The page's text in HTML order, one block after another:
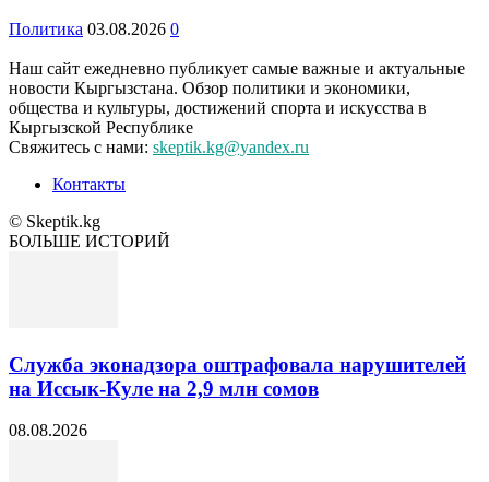
Политика 03.08.2026 0
Наш сайт ежедневно публикует самые важные и актуальные
новости Кыргызстана. Обзор политики и экономики,
общества и культуры, достижений спорта и искусства в
Кыргызской Республике
Свяжитесь с нами: skeptik.kg@yandex.ru
Контакты
© Skeptik.kg
БОЛЬШЕ ИСТОРИЙ
Служба эконадзора оштрафовала нарушителей
на Иссык-Куле на 2,9 млн сомов
08.08.2026